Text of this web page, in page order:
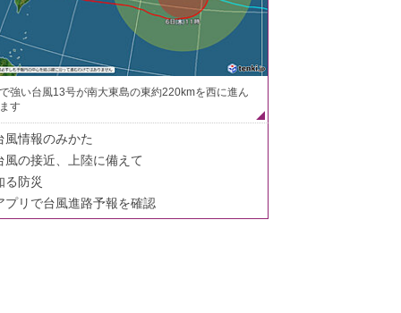
強い台風13号が南大東島の東約220kmを西に進ん
す
風情報のみかた
風の接近、上陸に備えて
る防災
プリで台風進路予報を確認